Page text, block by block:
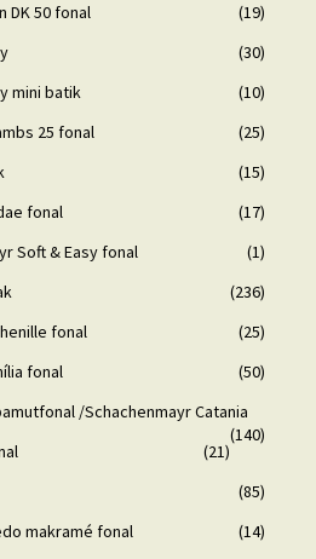
DK 50 fonal
(19)
(30)
mini batik
(10)
25 fonal
(25)
(15)
fonal
(17)
Soft & Easy fonal
(1)
(236)
fonal
(25)
fonal
(50)
/Schachenmayr Catania
(140)
(21)
(85)
makramé fonal
(14)